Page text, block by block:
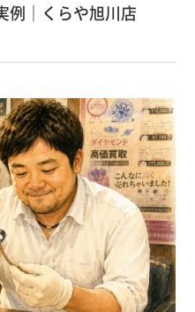
例｜くらや旭川店